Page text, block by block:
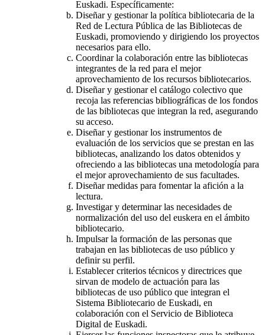
Euskadi. Específicamente:
Diseñar y gestionar la política bibliotecaria de la
Red de Lectura Pública de las Bibliotecas de
Euskadi, promoviendo y dirigiendo los proyectos
necesarios para ello.
Coordinar la colaboración entre las bibliotecas
integrantes de la red para el mejor
aprovechamiento de los recursos bibliotecarios.
Diseñar y gestionar el catálogo colectivo que
recoja las referencias bibliográficas de los fondos
de las bibliotecas que integran la red, asegurando
su acceso.
Diseñar y gestionar los instrumentos de
evaluación de los servicios que se prestan en las
bibliotecas, analizando los datos obtenidos y
ofreciendo a las bibliotecas una metodología para
el mejor aprovechamiento de sus facultades.
Diseñar medidas para fomentar la afición a la
lectura.
Investigar y determinar las necesidades de
normalización del uso del euskera en el ámbito
bibliotecario.
Impulsar la formación de las personas que
trabajan en las bibliotecas de uso público y
definir su perfil.
Establecer criterios técnicos y directrices que
sirvan de modelo de actuación para las
bibliotecas de uso público que integran el
Sistema Bibliotecario de Euskadi, en
colaboración con el Servicio de Biblioteca
Digital de Euskadi.